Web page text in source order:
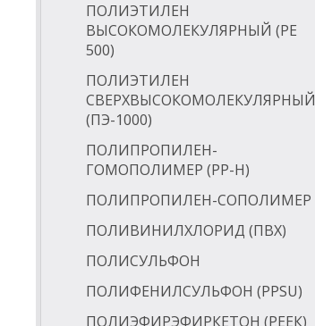
ПОЛИЭТИЛЕН
ВЫСОКОМОЛЕКУЛЯРНЫЙ (РЕ
500)
ПОЛИЭТИЛЕН
СВЕРХВЫСОКОМОЛЕКУЛЯРНЫЙ
(ПЭ-1000)
ПОЛИПРОПИЛЕН-
ГОМОПОЛИМЕР (PP-Н)
ПОЛИПРОПИЛЕН-СОПОЛИМЕР
ПОЛИВИНИЛХЛОРИД (ПВХ)
ПОЛИСУЛЬФОН
ПОЛИФЕНИЛСУЛЬФОН (PPSU)
ПОЛИЭФИРЭФИРКЕТОН (РЕЕК)